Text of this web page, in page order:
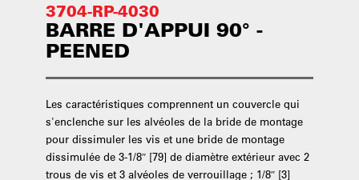
3704-RP-4030
BARRE D'APPUI 90° -
PEENED
Les caractéristiques comprennent un couvercle qui
s'enclenche sur les alvéoles de la bride de montage
pour dissimuler les vis et une bride de montage
dissimulée de 3-1/8″ [79] de diamètre extérieur avec 2
trous de vis et 3 alvéoles de verrouillage ; 1/8″ [3]